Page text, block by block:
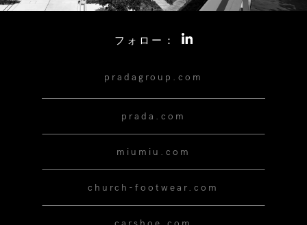
フォロー：
pradagroup.com
prada.com
miumiu.com
church-footwear.com